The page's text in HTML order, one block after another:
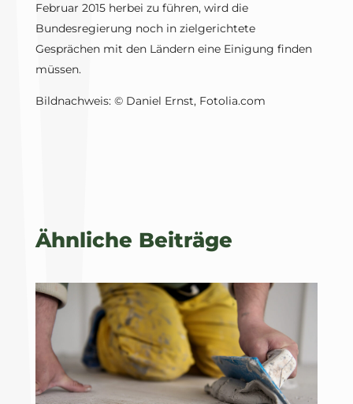
Februar 2015 herbei zu führen, wird die
Bundesregierung noch in zielgerichtete
Gesprächen mit den Ländern eine Einigung finden
müssen.
Bildnachweis: © Daniel Ernst, Fotolia.com
Ähnliche Beiträge